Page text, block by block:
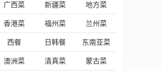
广西菜 新疆菜 地方菜
香港菜 福州菜 兰州菜
西餐 日韩餐 东南亚菜
澳洲菜 清真菜 蒙古菜